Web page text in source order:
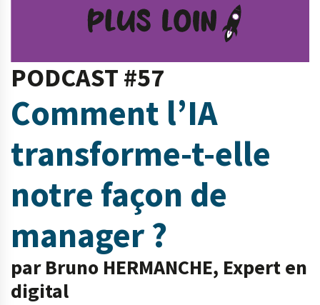
PODCAST #57
Comment l’IA
transforme-t-elle
notre façon de
manager ?
par Bruno HERMANCHE, Expert en
digital